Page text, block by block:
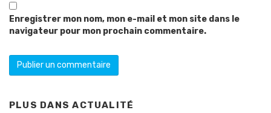
Enregistrer mon nom, mon e-mail et mon site dans le
navigateur pour mon prochain commentaire.
PLUS DANSACTUALITÉ